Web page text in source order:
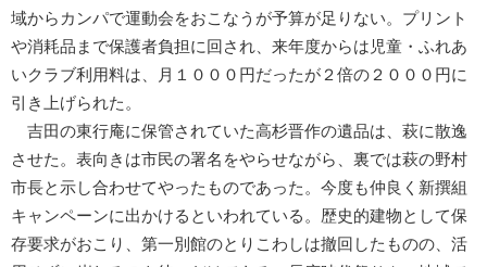
域からカンパで運動会をおこなうが予算が足りない。プリント
や消耗品まで保護者負担に回され、来年度からは児童・ふれあ
いクラブ利用料は、月１０００円だったが２倍の２０００円に
引き上げられた。
吉田の東行庵に保管されていた高杉晋作の遺品は、萩に散逸
させた。表向きは市民の署名をやらせながら、裏では萩の野村
市長と示し合わせてやったものであった。今度も仲良く新撰組
キャンペーンに出かけるといわれている。歴史的建物として保
存要求がおこり、第一別館のとりこわしは撤回したものの、活